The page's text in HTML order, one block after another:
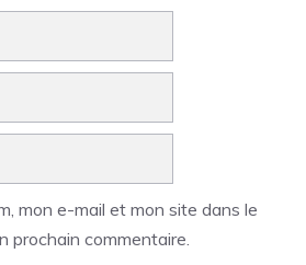
mon e-mail et mon site dans le
prochain commentaire.